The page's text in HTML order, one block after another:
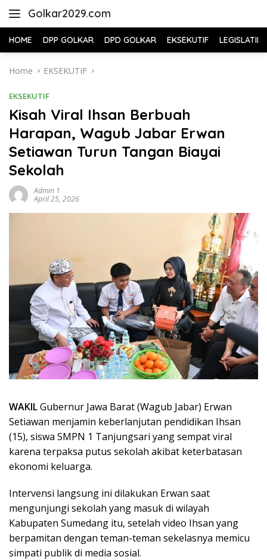
Golkar2029.com
HOME DPP GOLKAR DPD GOLKAR EKSEKUTIF LEGISLATIF
Home EKSEKUTIF
EKSEKUTIF
Kisah Viral Ihsan Berbuah
Harapan, Wagub Jabar Erwan
Setiawan Turun Tangan Biayai
Sekolah
Admin 1
April 25, 2026
WAKILGubernur Jawa Barat (Wagub Jabar) Erwan
Setiawan menjamin keberlanjutan pendidikan Ihsan
(15), siswa SMPN 1 Tanjungsari yang sempat viral
karena terpaksa putus sekolah akibat keterbatasan
ekonomi keluarga.
Intervensi langsung ini dilakukan Erwan saat
mengunjungi sekolah yang masuk di wilayah
Kabupaten Sumedang itu, setelah video Ihsan yang
berpamitan dengan teman-teman sekelasnya memicu
simpati publik di media sosial.